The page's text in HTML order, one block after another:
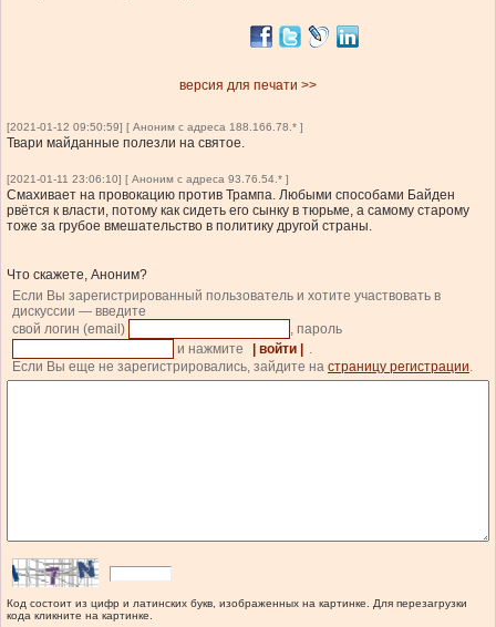
версия для печати >>
[2021-01-12 09:50:59] [ Аноним с адреса 188.166.78.* ]
Твари майданные полезли на святое.
[2021-01-11 23:06:10] [ Аноним с адреса 93.76.54.* ]
Смахивает на провокацию против Трампа. Любыми способами Байден
рвётся к власти, потому как сидеть его сынку в тюрьме, а самому старому
тоже за грубое вмешательство в политику другой страны.
Что скажете, Аноним?
Если Вы зарегистрированный пользователь и хотите участвовать в
дискуссии — введите
свой логин (email)
, пароль
и нажмите
| войти |
.
Если Вы еще не зарегистрировались, зайдите на страницу регистрации.
Код состоит из цифр и латинских букв, изображенных на картинке. Для перезагрузки
кода кликните на картинке.